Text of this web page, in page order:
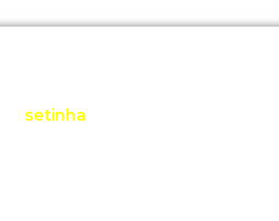
setinha